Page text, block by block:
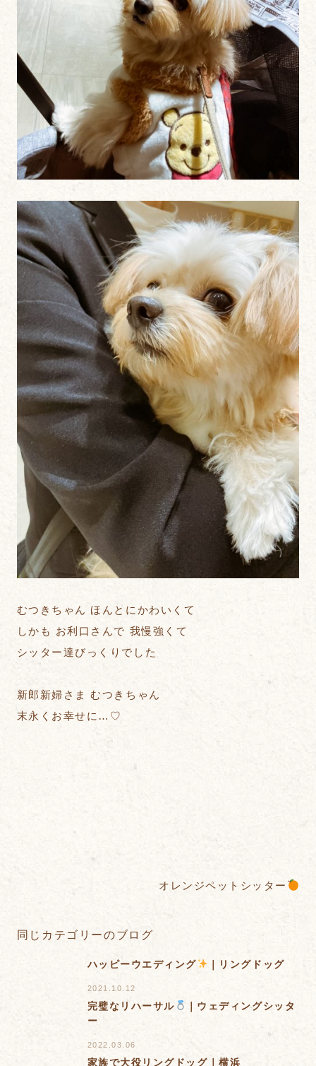
むつきちゃん ほんとにかわいくて
しかも お利口さんで 我慢強くて
シッター達びっくりでした
新郎新婦さま むつきちゃん
末永くお幸せに…♡
オレンジペットシッター
同じカテゴリーのブログ
ハッピーウエディング ｜リングドッグ
2021.10.12
完璧なリハーサル
｜ウェディングシッタ
ー
2022.03.06
家族で大役リングドッグ｜横浜